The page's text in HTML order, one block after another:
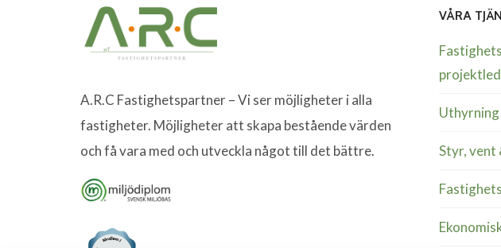
A.R.C Fastighetspartner – Vi ser möjligheter i alla
fastigheter. Möjligheter att skapa bestående värden
och få vara med och utveckla något till det bättre.
VÅRA
Uthyrning
Styr, vent